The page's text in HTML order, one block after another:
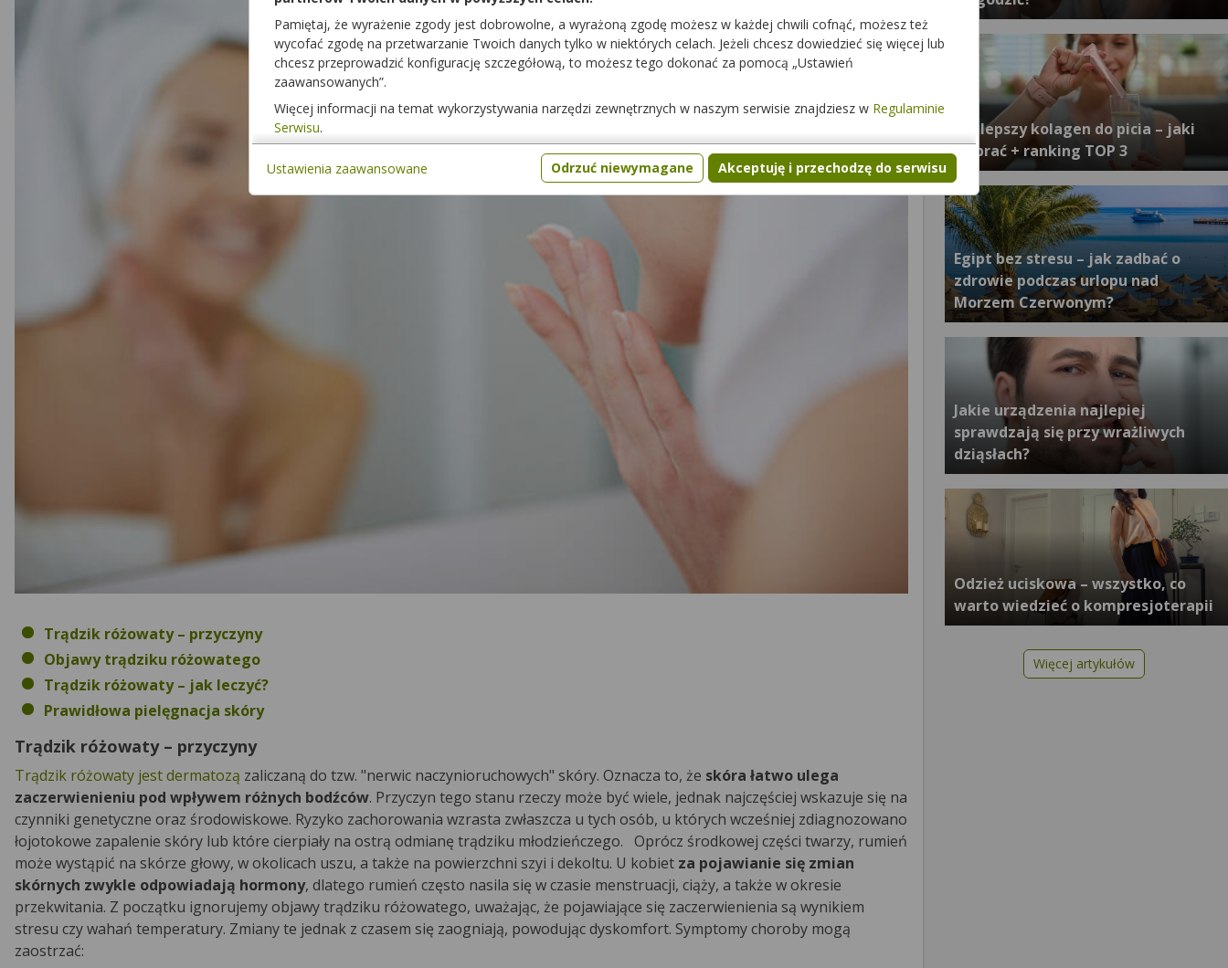
Trądzik różowaty – przyczyny
Objawy trądziku różowatego
Trądzik różowaty – jak leczyć?
Prawidłowa pielęgnacja skóry
Trądzik różowaty – przyczyny
Trądzik różowaty jest dermatozą zaliczaną do tzw. "nerwic naczynioruchowych" skóry. Oznacza to, że skóra łatwo ulega
zaczerwienieniu pod wpływem różnych bodźców. Przyczyn tego stanu rzeczy może być wiele, jednak najczęściej wskazuje się na
czynniki genetyczne oraz środowiskowe. Ryzyko zachorowania wzrasta zwłaszcza u tych osób, u których wcześniej zdiagnozowano
łojotokowe zapalenie skóry lub które cierpiały na ostrą odmianę trądziku młodzieńczego. Oprócz środkowej części twarzy, rumień
może wystąpić na skórze głowy, w okolicach uszu, a także na powierzchni szyi i dekoltu. U kobiet za pojawianie się zmian
skórnych zwykle odpowiadają hormony, dlatego rumień często nasila się w czasie menstruacji, ciąży, a także w okresie
przekwitania. Z początku ignorujemy objawy trądziku różowatego, uważając, że pojawiające się zaczerwienienia są wynikiem
stresu czy wahań temperatury. Zmiany te jednak z czasem się zaogniają, powodując dyskomfort. Symptomy choroby mogą
zaostrzać:
Najlepszy kolagen do picia – jaki
wybrać + ranking TOP 3
Egipt bez stresu – jak zadbać o
zdrowie podczas urlopu nad
Morzem Czerwonym?
Jakie urządzenia najlepiej
sprawdzają się przy wrażliwych
dziąsłach?
Odzież uciskowa – wszystko, co
warto wiedzieć o kompresjoterapii
Więcej artykułów
Pamiętaj, że wyrażenie zgody jest dobrowolne, a wyrażoną zgodę możesz w każdej chwili cofnąć, możesz też
wycofać zgodę na przetwarzanie Twoich danych tylko w niektórych celach. Jeżeli chcesz dowiedzieć się więcej lub
chcesz przeprowadzić konfigurację szczegółową, to możesz tego dokonać za pomocą „Ustawień
zaawansowanych”.
Więcej informacji na temat wykorzystywania narzędzi zewnętrznych w naszym serwisie znajdziesz w Regulaminie
Serwisu.
Odrzuć niewymagane Akceptuję i przechodzę do serwisu
Ustawienia zaawansowane